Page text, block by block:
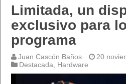
Limitada, un
exclusivo para
programa
Juan Cascón Baños
20
Destacada
Hardware